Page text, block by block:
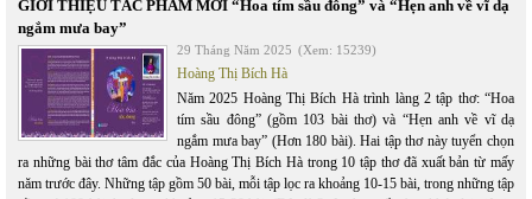
GIỚI THIỆU TÁC PHẨM MỚI “Hoa tím sầu đông” và “Hẹn anh về vĩ dạ
ngắm mưa bay”
29 Tháng Năm 2025 (Xem: 15239)
Hoàng Thị Bích Hà
Năm 2025 Hoàng Thị Bích Hà trình làng 2 tập thơ: “Hoa
tím sầu đông” (gồm 103 bài thơ) và “Hẹn anh về vĩ dạ
ngắm mưa bay” (Hơn 180 bài). Hai tập thơ này tuyển chọn
ra những bài thơ tâm đắc của Hoàng Thị Bích Hà trong 10 tập thơ đã xuất bản từ mấy
năm trước đây. Những tập gồm 50 bài, mỗi tập lọc ra khoảng 10-15 bài, trong những tập